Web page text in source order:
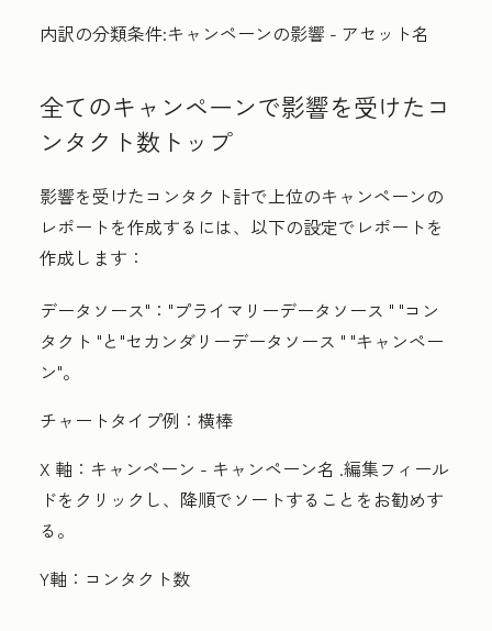
内訳の分類条件:キャンペーンの影響 - アセット名
全てのキャンペーンで影響を受けたコ
ンタクト数トップ
影響を受けたコンタクト計で上位のキャンペーンの
レポートを作成するには、以下の設定でレポートを
作成します：
データソース"： "プライマリーデータソース " "コン
タクト "と "セカンダリーデータソース " "キャンペー
ン"。
チャートタイプ例： 横棒
X 軸： キャンペーン - キャンペーン名 .編集フィール
ドをクリックし、 降順でソートすることをお勧めす
る。
Y軸： コンタクト数